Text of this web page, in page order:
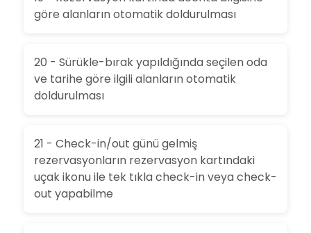
göre alanların otomatik doldurulması
20 - Sürükle-bırak yapıldığında seçilen oda
ve tarihe göre ilgili alanların otomatik
doldurulması
21 - Check-in/out günü gelmiş
rezervasyonların rezervasyon kartındaki
uçak ikonu ile tek tıkla check-in veya check-
out yapabilme